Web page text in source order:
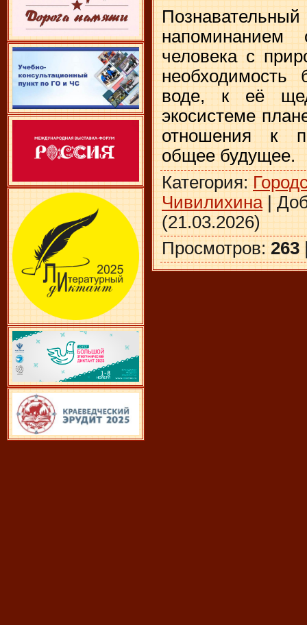
напоминанием
человека с
необходимость
воде, к её
экосистеме
отношения к
общее будущее.
Категория:
Чивилихина|
(21.03.2026)
Просмотров: 263